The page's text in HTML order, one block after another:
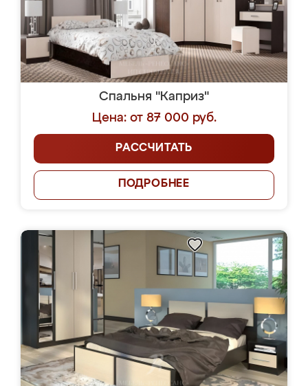
Спальня "Каприз"
Цена: от 87 000 руб.
РАССЧИТАТЬ
ПОДРОБНЕЕ